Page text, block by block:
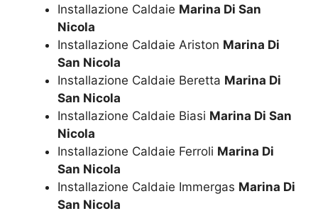
Installazione Caldaie Marina Di San
Nicola
Installazione Caldaie Ariston Marina Di
San Nicola
Installazione Caldaie Beretta Marina Di
San Nicola
Installazione Caldaie Biasi Marina Di San
Nicola
Installazione Caldaie Ferroli Marina Di
San Nicola
Installazione Caldaie Immergas Marina Di
San Nicola